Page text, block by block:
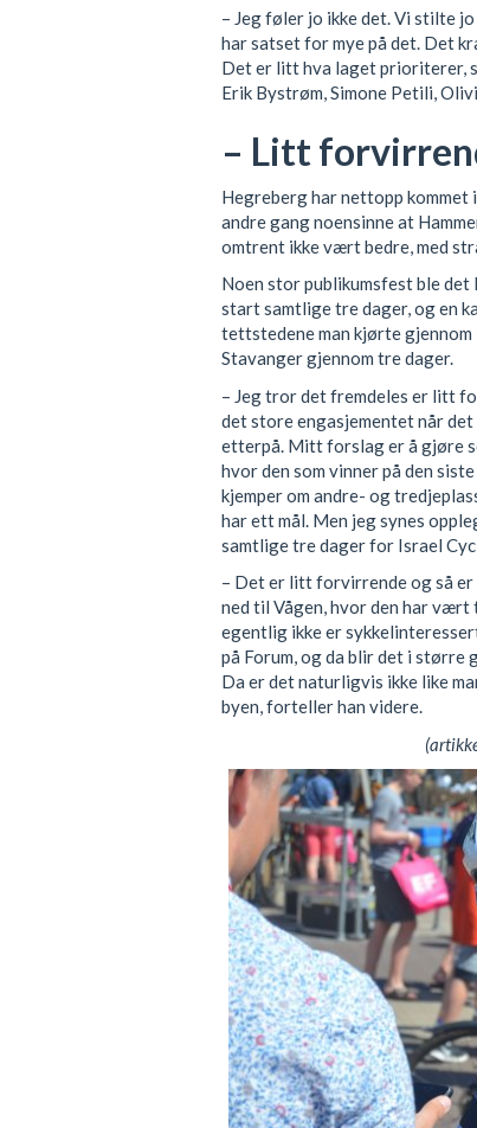
– Jeg føler jo ikke det. Vi stilte
har satset for mye på det. Det
Det er litt hva laget prioriterer,
Erik Bystrøm, Simone Petili,
– Litt
Hegreberg har nettopp kommet
andre gang noensinne at
omtrent ikke vært bedre, med
Noen stor publikumsfest ble det
start samtlige tre dager, og en
tettstedene man kjørte gjennom
Stavanger gjennom tre dager.
– Jeg tror det fremdeles er litt
det store engasjementet når
etterpå. Mitt forslag er å gjøre
hvor den som vinner på den
kjemper om andre- og
har ett mål. Men jeg synes
samtlige tre dager for Israel
– Det er litt forvirrende og så er
ned til Vågen, hvor den har
egentlig ikke er
på Forum, og da blir det i større
Da er det naturligvis ikke like
byen, forteller han videre.